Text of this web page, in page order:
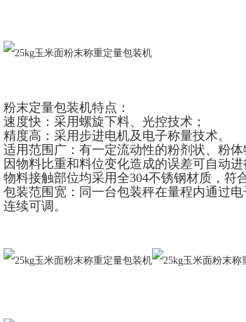
粉末定量包装机特点：
速度快：采用螺旋下料、光控技术；
精度高：采用步进电机及电子称量技术。
适用范围广：有一定流动性的粉剂状、粉体
因物料比重和料位变化造成的误差可自动进
物料接触部位均采用全304不锈钢材质，符
包装范围宽：同一台包装秤在量程内通过
连续可调。